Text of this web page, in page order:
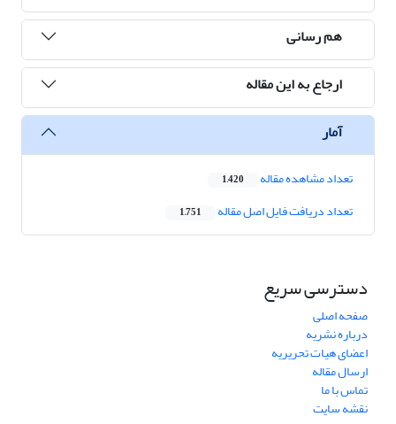
هم رسانی
ارجاع به این مقاله
آمار
تعداد مشاهده مقاله 1,420
تعداد دریافت فایل اصل مقاله 1,751
دسترسی سریع
صفحه اصلی
درباره نشریه
اعضای هیات تحریریه
ارسال مقاله
تماس با ما
نقشه سایت